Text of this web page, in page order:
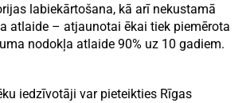
labiekārtošana, kā arī nekustamā
atlaide – atjaunotai ēkai tiek piemērota
nodokļa atlaide 90% uz 10 gadiem.
iedzīvotāji var pieteikties Rīgas